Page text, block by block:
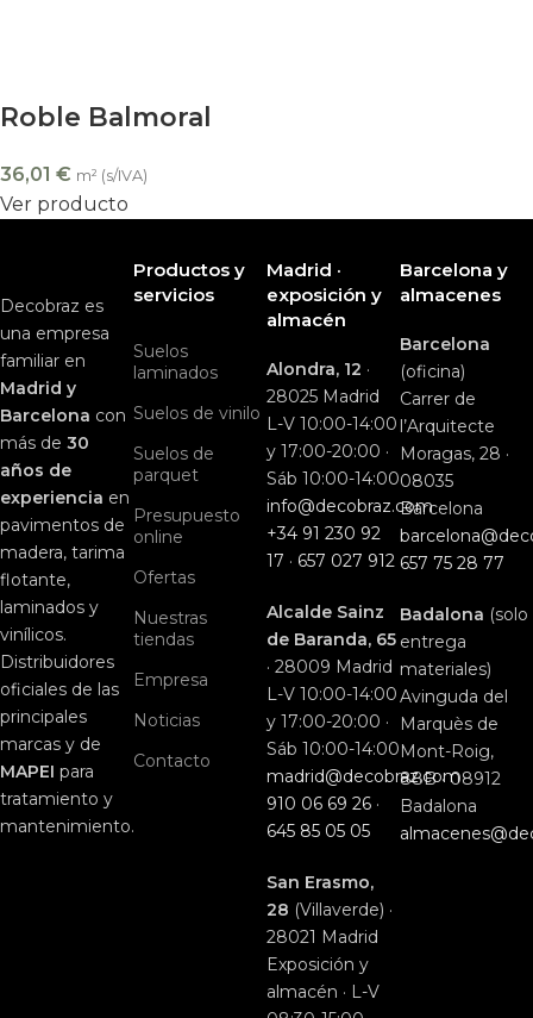
Roble Balmoral
36,01 € m² (s/IVA)
Ver producto
Decobraz es
una empresa
familiar en
Madrid y
Barcelona con
más de 30
años de
experiencia en
pavimentos de
madera, tarima
flotante,
laminados y
vinílicos.
Distribuidores
oficiales de las
principales
marcas y de
MAPEI para
tratamiento y
mantenimiento.
Productos y
servicios
Suelos
laminados
Suelos de vinilo
Suelos de
parquet
Presupuesto
online
Ofertas
Nuestras
tiendas
Empresa
Noticias
Contacto
Madrid ·
exposición y
almacén
Alondra, 12 ·
28025 Madrid
L-V 10:00-14:00
y 17:00-20:00 ·
Sáb 10:00-14:00
info@decobraz.com
+34 91 230 92
17 · 657 027 912
Alcalde Sainz
de Baranda, 65
· 28009 Madrid
L-V 10:00-14:00
y 17:00-20:00 ·
Sáb 10:00-14:00
madrid@decobraz.com
910 06 69 26 ·
645 85 05 05
San Erasmo,
28 (Villaverde) ·
28021 Madrid
Exposición y
almacén · L-V
Barcelona y
almacenes
Barcelona
(oficina)
Carrer de
l’Arquitecte
Moragas, 28 ·
08035
Barcelona
657 75 28 77
Badalona (solo
entrega
materiales)
Avinguda del
Marquès de
Mont-Roig,
88B · 08912
Badalona